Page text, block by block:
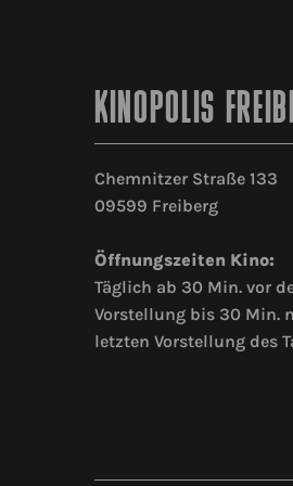
KINOPOLIS
Chemnitzer Straße 133
09599 Freiberg
Öffnungszeiten Kino:
Täglich ab 30 Min. vor
Vorstellung bis 30 Min.
letzten Vorstellung des